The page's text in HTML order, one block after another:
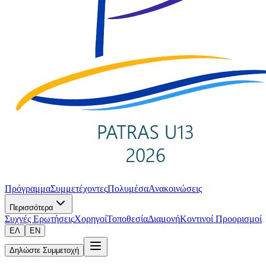
ΠρόγραμμαΣυμμετέχοντεςΠολυμέσαΑνακοινώσεις
Περισσότερα
Συχνές ΕρωτήσειςΧορηγοίΤοποθεσίαΔιαμονήΚοντινοί Προορισμοί
ΕΛ EN
Δηλώστε Συμμετοχή